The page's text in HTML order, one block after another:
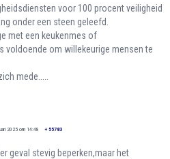
voor 100 procent veiligheid
onder een steen geleefd.
met een keukenmes of
voldoende om willekeurige mensen te
mede.....
2025 om 14:48 + 55783
geval stevig beperken,maar het